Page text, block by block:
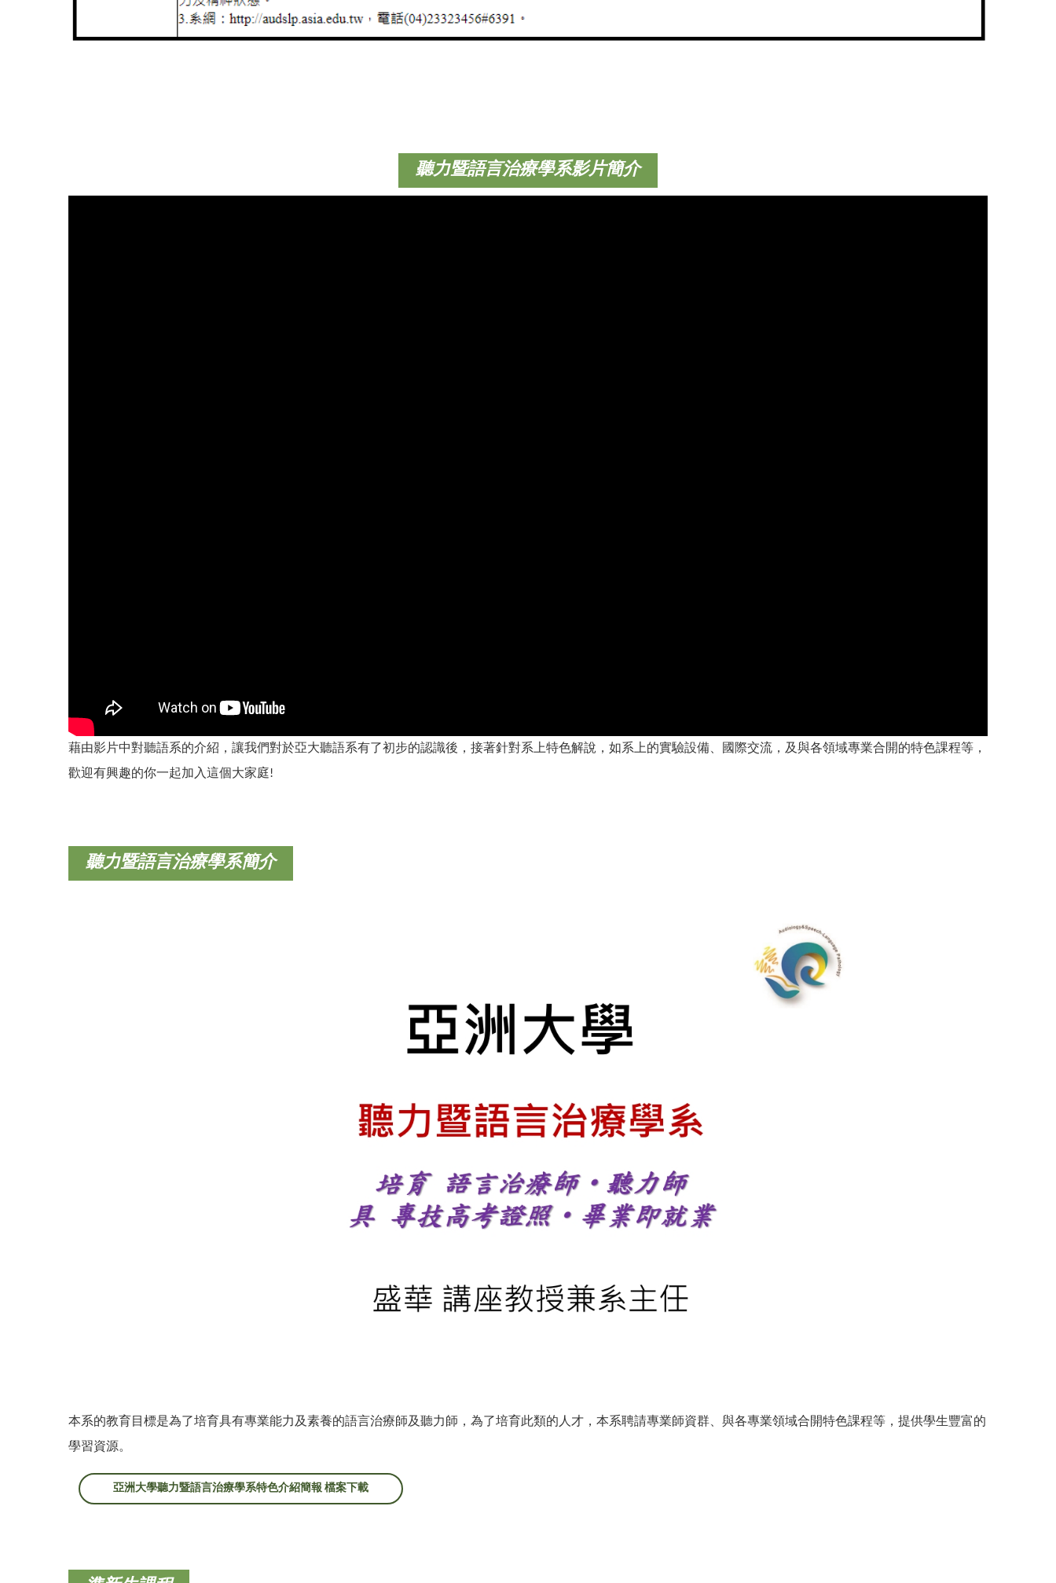
聽力暨語言治療學系影片簡介
藉由影片中對聽語系的介紹，讓我們對於亞大聽語系有了初步的認識後，接著針對系上特色解說，如系上的實驗設備、國際交流，及與各領域專業合開的特色課程等，
歡迎有興趣的你一起加入這個大家庭!
聽力暨語言治療學系簡介
本系的教育目標是為了培育具有專業能力及素養的語言治療師及聽力師，為了培育此類的人才，本系聘請專業師資群、與各專業領域合開特色課程等，提供學生豐富的
學習資源。
亞洲大學聽力暨語言治療學系特色介紹簡報 檔案下載